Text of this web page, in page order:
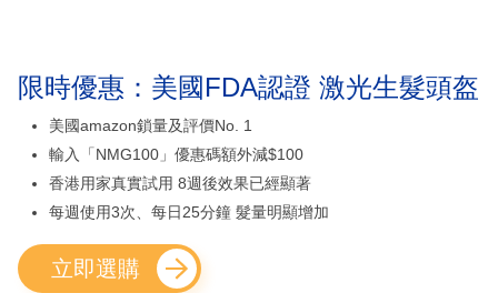
限時優惠：美國FDA認證 激光生髮頭盔
美國amazon鎖量及評價No. 1
輸入「NMG100」優惠碼額外減$100
香港用家真實試用 8週後效果已經顯著
每週使用3次、每日25分鐘 髮量明顯增加
立即選購